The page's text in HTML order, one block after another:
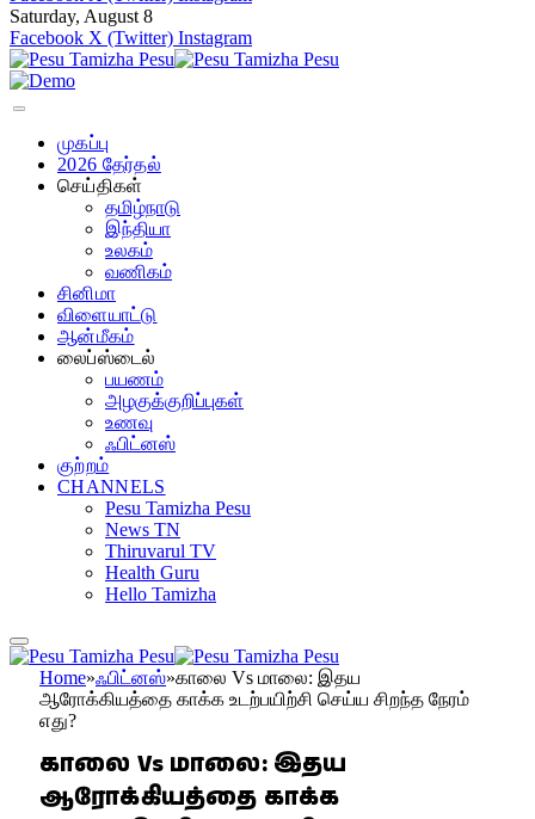
Saturday, August 8
Facebook X (Twitter) Instagram
முகப்பு
2026 தேர்தல்
செய்திகள்
தமிழ்நாடு
இந்தியா
உலகம்
வணிகம்
சினிமா
விளையாட்டு
ஆன்மீகம்
லைப்ஸ்டைல்
பயணம்
அழகுக்குறிப்புகள்
உணவு
ஃபிட்னஸ்
குற்றம்
CHANNELS
Pesu Tamizha Pesu
News TN
Thiruvarul TV
Health Guru
Hello Tamizha
Home»ஃபிட்னஸ்»காலை Vs மாலை: இதய
ஆரோக்கியத்தை காக்க உடற்பயிற்சி செய்ய சிறந்த நேரம்
எது?
காலை Vs மாலை: இதய
ஆரோக்கியத்தை காக்க